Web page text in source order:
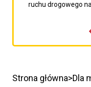
ruchu drogowego
porzpedniego
Strona główna Dla